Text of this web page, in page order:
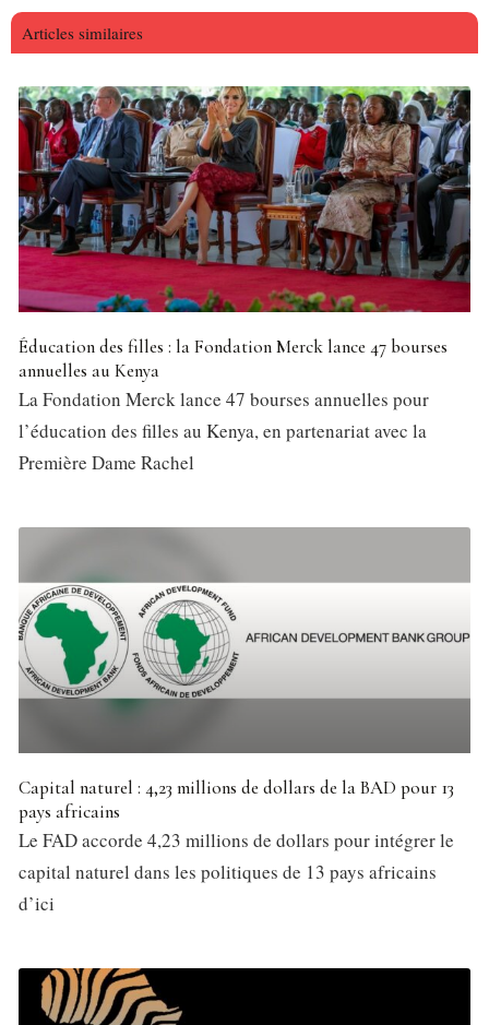
Articles similaires
Éducation des filles : la Fondation Merck lance 47 bourses
annuelles au Kenya
La Fondation Merck lance 47 bourses annuelles pour
l’éducation des filles au Kenya, en partenariat avec la
Première Dame Rachel
Capital naturel : 4,23 millions de dollars de la BAD pour 13
pays africains
Le FAD accorde 4,23 millions de dollars pour intégrer le
capital naturel dans les politiques de 13 pays africains
d’ici